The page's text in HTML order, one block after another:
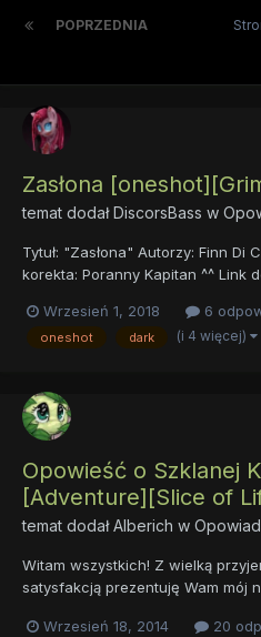
POPRZEDNIA
Zasłona
temat dodałDiscorsBass w
Tytuł: "Zasłona" Autorzy: Finn Di
korekta: Poranny Kapitan ^^ Link
https://docs.google.com/
UFn_NyOWuNh_x-
Wrzesień 1, 2018 6
oneshot dark (i 4 więcej)
Opowieść o Szklanej
[Adventure][Slice of
temat dodałAlberich w
Witam wszystkich! Z wielką
satysfakcją prezentuję Wam mój
od początku do końca. Jestem
Wrzesień 18, 2014 20